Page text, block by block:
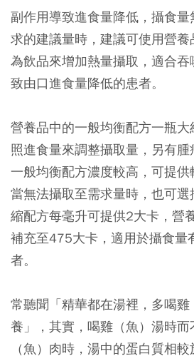
副作用導致進食量降低，攝食
求的建議量時，建議可使用營
為飲品來增加熱量攝取，適合
致由口進食量降低的患者。
營養品中的一般均衡配方一瓶
照進食量來調整攝取量， 另有
一般均衡配方濃度較高，可提供
當無法攝取至需求量時，也可
縮配方每毫升可提供2大卡，營
補充至475大卡，適用於攝食量
者。
常聽聞「精華都在湯裡，多喝
養」，其實，喝雞（魚）湯時
（魚）肉時，湯中的蛋白質相